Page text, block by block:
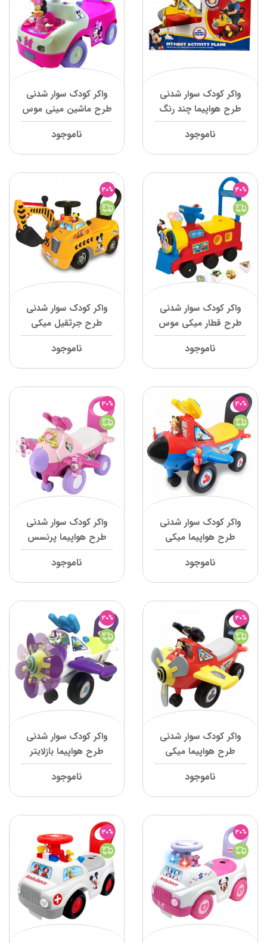
واکر کودک سوار شدنی
طرح هواپیما چند رنگ
میکی کیدی لند
ناموجود
واکر کودک سوار شدنی
طرح ماشین مینی موس
کیدی لند
ناموجود
30%
واکر کودک سوار شدنی
طرح قطار میکی موس
کیدی لند
ناموجود
30%
واکر کودک سوار شدنی
طرح جرثقیل میکی
موس کیدی لند
ناموجود
30%
واکر کودک سوار شدنی
طرح هواپیما میکی
موس کیدی لند
ناموجود
30%
واکر کودک سوار شدنی
طرح هواپیما پرنسس
کیدی لند
ناموجود
30%
واکر کودک سوار شدنی
طرح هواپیما میکی
کیدی لند
ناموجود
30%
واکر کودک سوار شدنی
طرح هواپیما بازلایتر
کیدی لند
ناموجود
30%
30%